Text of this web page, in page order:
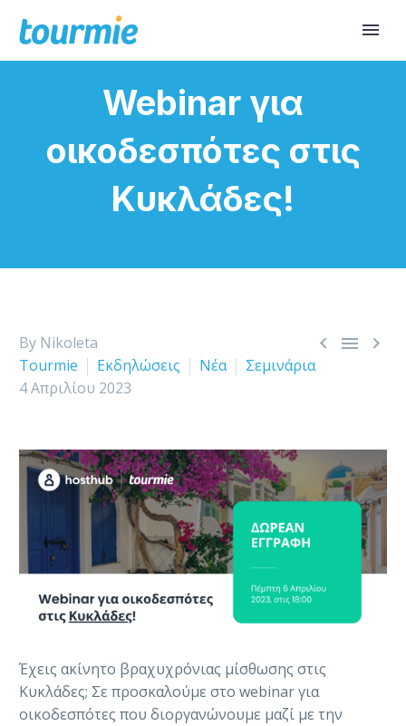
Webinar για
οικοδεσπότες στις
Κυκλάδες!
  
By Nikoleta
Tourmie
Εκδηλώσεις Νέα
Σεμινάρια
4 Απριλίου 2023
Έχεις ακίνητο βραχυχρόνιας μίσθωσης στις
Κυκλάδες; Σε προσκαλούμε στο webinar για
οικοδεσπότες που διοργανώνουμε μαζί με την